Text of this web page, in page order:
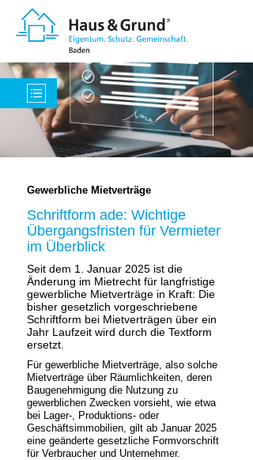
Gewerbliche Mietverträge
Schriftform ade: Wichtige
Übergangsfristen für Vermieter
im Überblick
Seit dem 1. Januar 2025 ist die
Änderung im Mietrecht für langfristige
gewerbliche Mietverträge in Kraft: Die
bisher gesetzlich vorgeschriebene
Schriftform bei Mietverträgen über ein
Jahr Laufzeit wird durch die Textform
ersetzt.
Für gewerbliche Mietverträge, also solche
Mietverträge über Räumlichkeiten, deren
Baugenehmigung die Nutzung zu
gewerblichen Zwecken vorsieht, wie etwa
bei Lager-, Produktions- oder
Geschäftsimmobilien, gilt ab Januar 2025
eine geänderte gesetzliche Formvorschrift
für Verbraucher und Unternehmer.